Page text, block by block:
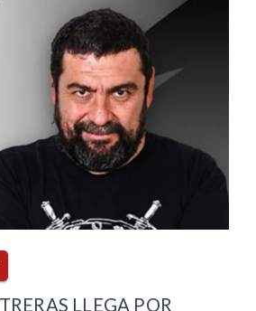
LLEGA POR